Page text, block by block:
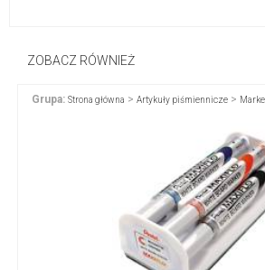
ZOBACZ RÓWNIEŻ
Grupa: Strona główna > Artykuły piśmiennicze >